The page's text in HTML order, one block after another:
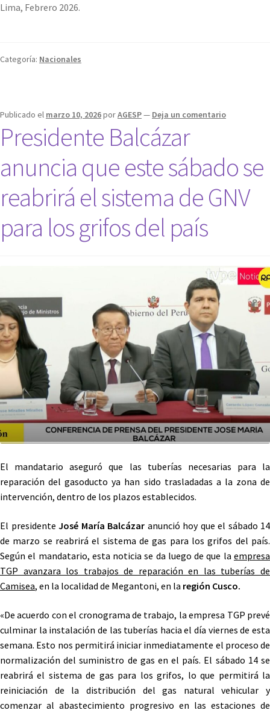
Lima, Febrero 2026.
Categoría: Nacionales
Publicado el marzo 10, 2026porAGESP— Deja un comentario
Presidente Balcázar
anuncia que este sábado se
reabrirá el sistema de GNV
para los grifos del país
El mandatario aseguró que las tuberías necesarias para la
reparación del gasoducto ya han sido trasladadas a la zona de
intervención, dentro de los plazos establecidos.
El presidente José María Balcázar anunció hoy que el sábado 14
de marzo se reabrirá el sistema de gas para los grifos del país.
Según el mandatario, esta noticia se da luego de que la empresa
TGP avanzara los trabajos de reparación en las tuberías de
Camisea, en la localidad de Megantoni, en la región Cusco.
«De acuerdo con el cronograma de trabajo, la empresa TGP prevé
culminar la instalación de las tuberías hacia el día viernes de esta
semana. Esto nos permitirá iniciar inmediatamente el proceso de
normalización del suministro de gas en el país. El sábado 14 se
reabrirá el sistema de gas para los grifos, lo que permitirá la
reiniciación de la distribución del gas natural vehicular y
comenzar al abastecimiento progresivo en las estaciones de